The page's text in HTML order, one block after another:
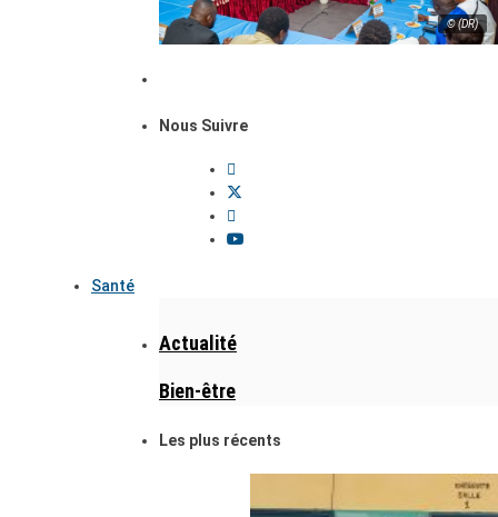
© (DR)
Nous Suivre
Santé
Actualité
Bien-être
Les plus récents